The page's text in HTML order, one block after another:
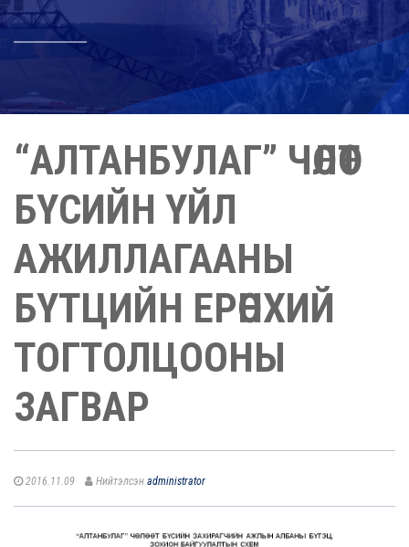
“АЛТАНБУЛАГ” ЧӨЛӨӨТ
БҮСИЙН ҮЙЛ
АЖИЛЛАГААНЫ
БҮТЦИЙН ЕРӨНХИЙ
ТОГТОЛЦООНЫ
ЗАГВАР
2016.11.09 Нийтэлсэн administrator